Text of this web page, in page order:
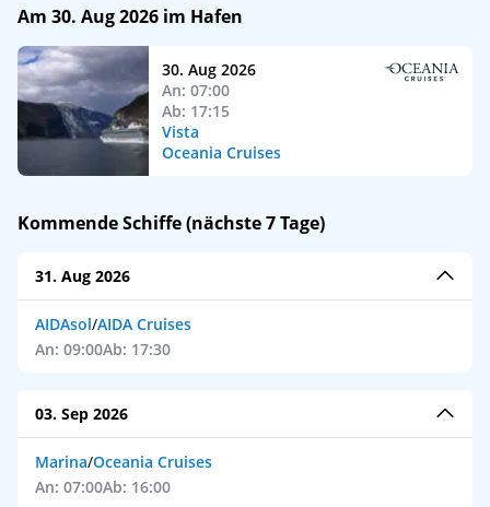
Am 30. Aug 2026 im Hafen
30. Aug 2026
An: 07:00
Ab: 17:15
Vista
Oceania Cruises
Kommende Schiffe (nächste 7 Tage)
31. Aug 2026
AIDAsol/AIDA Cruises
An: 09:00Ab: 17:30
03. Sep 2026
Marina/Oceania Cruises
An: 07:00Ab: 16:00